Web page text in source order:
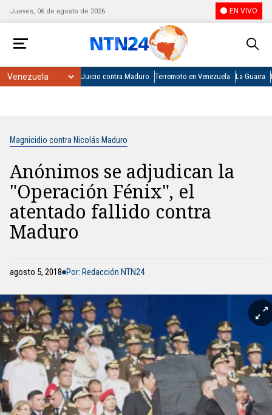
Jueves, 06 de agosto de 2026 EN VIVO
Juicio contra Maduro Terremoto en Venezuela La Guaira
Magnicidio contra Nicolás Maduro
Anónimos se adjudican la
"Operación Fénix", el
atentado fallido contra
Maduro
agosto 5, 2018 Por: Redacción NTN24